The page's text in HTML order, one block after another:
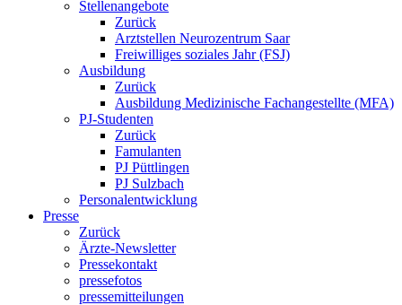
Stellenangebote
Zurück
Arztstellen Neurozentrum Saar
Freiwilliges soziales Jahr (FSJ)
Ausbildung
Zurück
Ausbildung Medizinische Fachangestellte (MFA)
PJ-Studenten
Zurück
Famulanten
PJ Püttlingen
PJ Sulzbach
Personalentwicklung
Presse
Zurück
Ärzte-Newsletter
Pressekontakt
pressefotos
pressemitteilungen